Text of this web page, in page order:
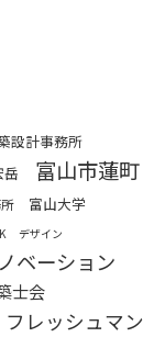
設計事務所
岳 富山市蓮町
富山大学
デザイン
ベーション
士会
フレッシュマン